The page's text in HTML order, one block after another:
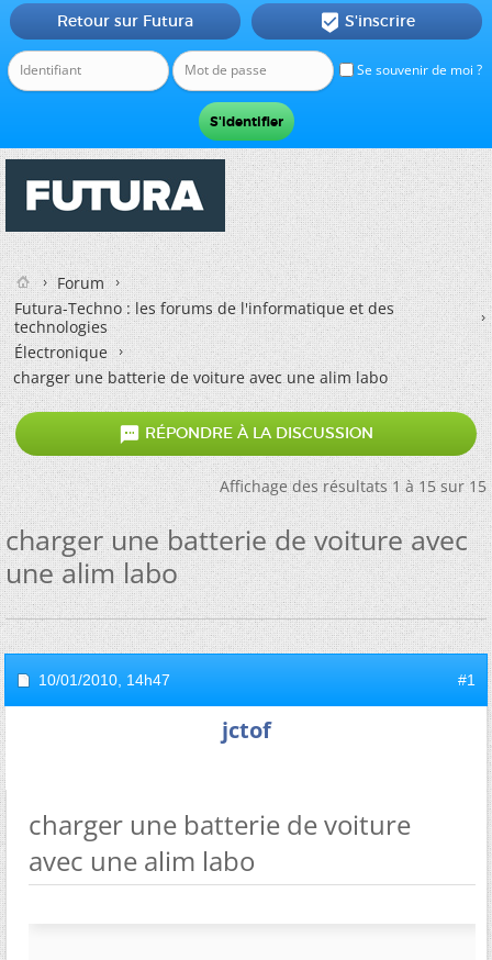
Se souvenir de moi ?
Retour sur Futura  S'inscrire
Forum
Futura-Techno : les forums de l'informatique et des
technologies
Électronique
charger une batterie de voiture avec une alim labo
 RÉPONDRE À LA DISCUSSION
Affichage des résultats 1 à 15 sur 15
charger une batterie de voiture avec
une alim labo
10/01/2010, 14h47 #1
jctof
charger une batterie de voiture
avec une alim labo